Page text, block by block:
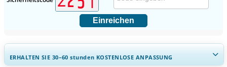
Einreichen
ERHALTEN SIE 30–60stunden KOSTENLOSE ANPASSUNG